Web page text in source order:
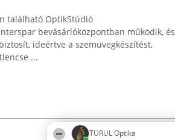
TURUL Optika
található OptikStúdió
bevásárlóközpontban működik, és
ideértve a szemüvegkészítést,
...